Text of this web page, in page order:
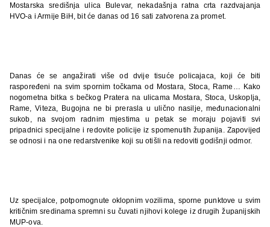
Mostarska središnja ulica Bulevar, nekadašnja ratna crta razdvajanja
HVO-a i Armije BiH, bit će danas od 16 sati zatvorena za promet.
Danas će se angažirati više od dvije tisuće policajaca, koji će biti
raspoređeni na svim spornim točkama od Mostara, Stoca, Rame… Kako
nogometna bitka s bečkog Pratera na ulicama Mostara, Stoca, Uskoplja,
Rame, Viteza, Bugojna ne bi prerasla u ulično nasilje, međunacionalni
sukob, na svojom radnim mjestima u petak se moraju pojaviti svi
pripadnici specijalne i redovite policije iz spomenutih županija. Zapovijed
se odnosi i na one redarstvenike koji su otišli na redoviti godišnji odmor.
Uz specijalce, potpomognute oklopnim vozilima, sporne punktove u svim
kritičnim sredinama spremni su čuvati njihovi kolege iz drugih županijskih
MUP-ova.